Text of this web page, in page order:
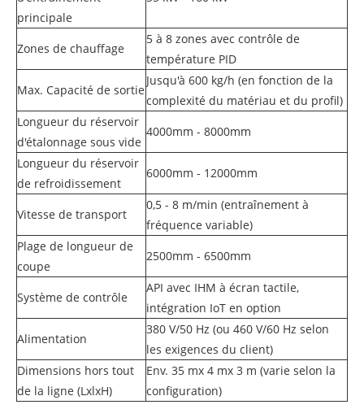
principale
Zones de chauffage
5 à 8 zones avec contrôle de
température PID
Max. Capacité de sortie
Jusqu'à 600 kg/h (en fonction de la
complexité du matériau et du profil)
Longueur du réservoir
d'étalonnage sous vide
4000mm - 8000mm
Longueur du réservoir
de refroidissement
6000mm - 12000mm
Vitesse de transport
0,5 - 8 m/min (entraînement à
fréquence variable)
Plage de longueur de
coupe
2500mm - 6500mm
Système de contrôle
API avec IHM à écran tactile,
intégration IoT en option
Alimentation
380 V/50 Hz (ou 460 V/60 Hz selon
les exigences du client)
Dimensions hors tout
de la ligne (LxlxH)
Env. 35 mx 4 mx 3 m (varie selon la
configuration)